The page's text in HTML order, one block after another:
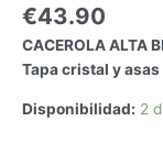
€43.90
CACEROLA ALTA
Tapa cristal y
Disponibilidad: 2